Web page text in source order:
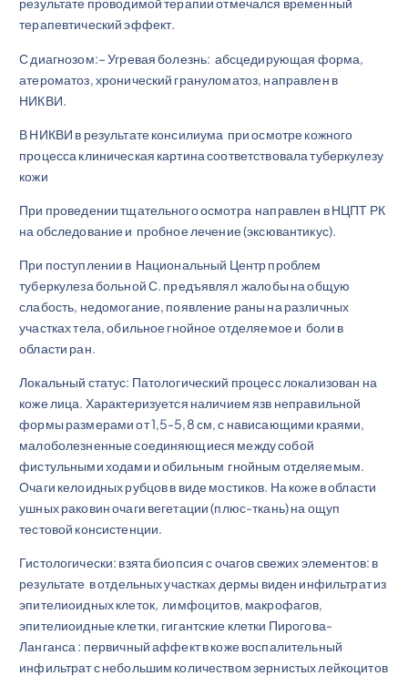
терапевтический эффект.
С диагнозом:– Угревая болезнь: абсцедирующая форма,
атероматоз, хронический грануломатоз, направлен в
НИКВИ.
В НИКВИ в результате консилиума при осмотре кожного
процесса клиническая картина соответствовала туберкулезу
кожи
При проведении тщательного осмотра направлен в НЦПТ РК
на обследование и пробное лечение (эксювантикус).
При поступлении в Национальный Центр проблем
туберкулеза больной С. предъявлял жалобы на общую
слабость, недомогание, появление раны на различных
участках тела, обильное гнойное отделяемое и боли в
области ран.
Локальный статус: Патологический процесс локализован на
коже лица. Характеризуется наличием язв неправильной
формы размерами от 1,5-5,8 см, с нависающими краями,
малоболезненные соединяющиеся между собой
фистульными ходами и обильным гнойным отделяемым.
Очаги келоидных рубцов в виде мостиков. На коже в области
ушных раковин очаги вегетации (плюс-ткань) на ощуп
тестовой консистенции.
Гистологически: взята биопсия с очагов свежих элементов: в
результате в отдельных участках дермы виден инфильтрат из
эпителиоидных клеток, лимфоцитов, макрофагов,
эпителиоидные клетки, гигантские клетки Пирогова-
Ланганса : первичный аффект в коже воспалительный
инфильтрат с небольшим количеством зернистых лейкоцитов